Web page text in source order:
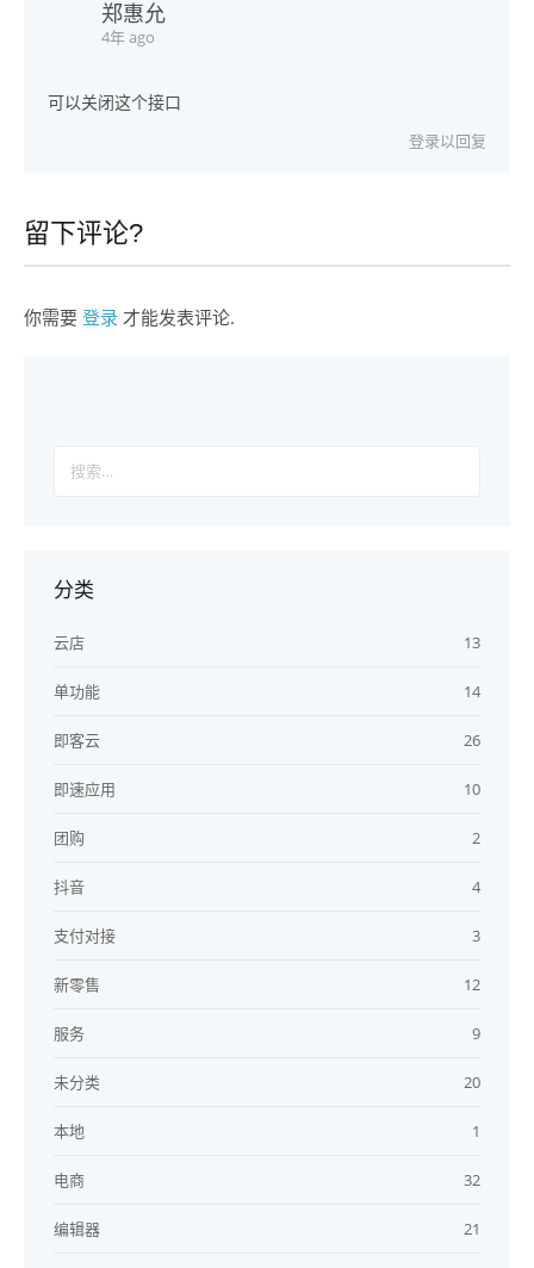
郑惠允
4年 ago
可以关闭这个接口
登录以回复
留下评论?
你需要 登录 才能发表评论.
索：
分类
云店 13
单功能 14
即客云 26
即速应用 10
团购 2
抖音 4
支付对接 3
新零售 12
服务 9
未分类 20
本地 1
电商 32
编辑器 21